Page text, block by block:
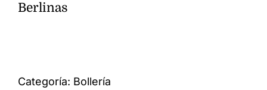
Berlinas
Categoría: Bollería